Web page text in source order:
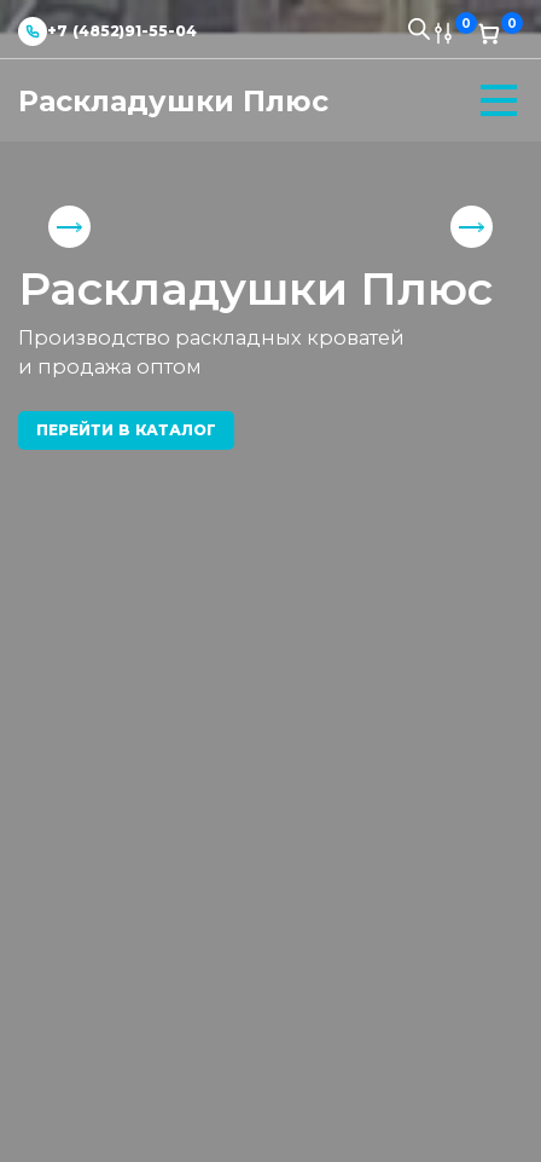
+7 (4852)91-55-04 0 0
Раскладушки Плюс
Раскладушки Плюс
Производство раскладных кроватей
и продажа оптом
ПЕРЕЙТИ В КАТАЛОГ